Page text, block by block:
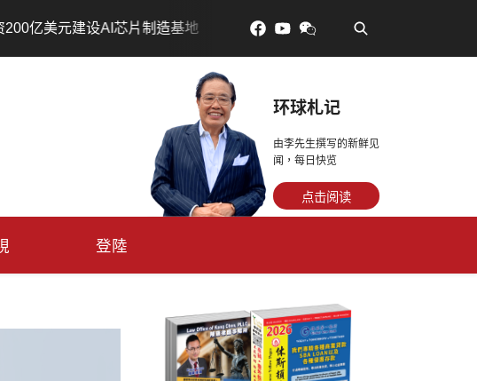
设AI芯片制造基地 • 吃對了更年輕：花青素如何守住細胞、血管與
环球札记
由李先生撰写的新鲜见
闻，每日快览
点击阅读
登陸